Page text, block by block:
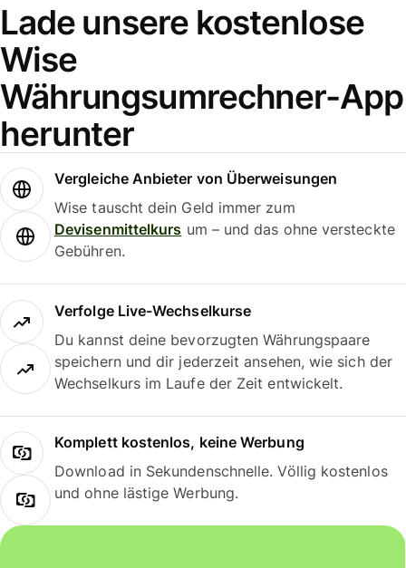
Lade unsere kostenlose
Wise
Währungsumrechner-App
herunter
Vergleiche Anbieter von Überweisungen
Wise tauscht dein Geld immer zum
Devisenmittelkurs um – und das ohne versteckte
Gebühren.
Verfolge Live-Wechselkurse
Du kannst deine bevorzugten Währungspaare
speichern und dir jederzeit ansehen, wie sich der
Wechselkurs im Laufe der Zeit entwickelt.
Komplett kostenlos, keine Werbung
Download in Sekundenschnelle. Völlig kostenlos
und ohne lästige Werbung.